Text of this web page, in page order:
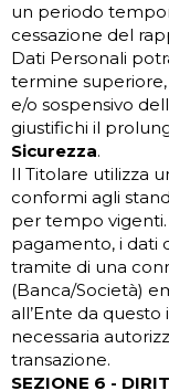
un periodo
cessazione del
Dati Personali
termine
e/o sospensivo
giustifichi il
Sicurezza.
Il Titolare utilizza
conformi agli
per tempo
pagamento, i dati
tramite di una
(Banca/Società)
all’Ente da
necessaria
transazione.
SEZIONE 6 -